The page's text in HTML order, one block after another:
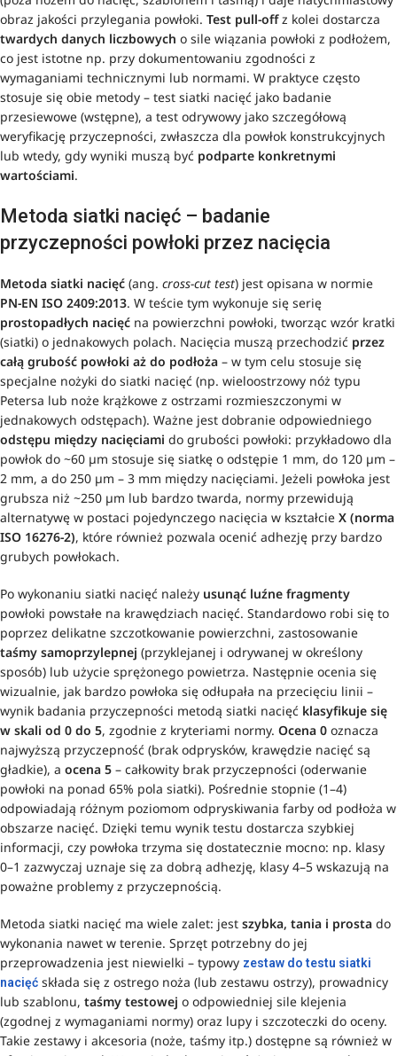
obraz jakości przylegania powłoki. Test pull-offz kolei dostarcza
twardych danych liczbowych o sile wiązania powłoki z podłożem,
co jest istotne np. przy dokumentowaniu zgodności z
wymaganiami technicznymi lub normami. W praktyce często
stosuje się obie metody – test siatki nacięć jako badanie
przesiewowe (wstępne), a test odrywowy jako szczegółową
weryfikację przyczepności, zwłaszcza dla powłok konstrukcyjnych
lub wtedy, gdy wyniki muszą być podparte konkretnymi
wartościami.
Metoda siatki nacięć – badanie
przyczepności powłoki przez nacięcia
Metoda siatki nacięć (ang. cross-cut test) jest opisana w normie
PN-EN ISO 2409:2013. W teście tym wykonuje się serię
prostopadłych nacięć na powierzchni powłoki, tworząc wzór kratki
(siatki) o jednakowych polach. Nacięcia muszą przechodzić przez
całą grubość powłoki aż do podłoża – w tym celu stosuje się
specjalne nożyki do siatki nacięć (np. wieloostrzowy nóż typu
Petersa lub noże krążkowe z ostrzami rozmieszczonymi w
jednakowych odstępach). Ważne jest dobranie odpowiedniego
odstępu między nacięciami do grubości powłoki: przykładowo dla
powłok do ~60 µm stosuje się siatkę o odstępie 1 mm, do 120 µm –
2 mm, a do 250 µm – 3 mm między nacięciami. Jeżeli powłoka jest
grubsza niż ~250 µm lub bardzo twarda, normy przewidują
alternatywę w postaci pojedynczego nacięcia w kształcie X (norma
ISO 16276-2), które również pozwala ocenić adhezję przy bardzo
grubych powłokach.
Po wykonaniu siatki nacięć należy usunąć luźne fragmenty
powłoki powstałe na krawędziach nacięć. Standardowo robi się to
poprzez delikatne szczotkowanie powierzchni, zastosowanie
taśmy samoprzylepnej (przyklejanej i odrywanej w określony
sposób) lub użycie sprężonego powietrza. Następnie ocenia się
wizualnie, jak bardzo powłoka się odłupała na przecięciu linii –
wynik badania przyczepności metodą siatki nacięć klasyfikuje się
w skali od 0 do 5, zgodnie z kryteriami normy. Ocena 0 oznacza
najwyższą przyczepność (brak odprysków, krawędzie nacięć są
gładkie), a ocena 5 – całkowity brak przyczepności (oderwanie
powłoki na ponad 65% pola siatki). Pośrednie stopnie (1–4)
odpowiadają różnym poziomom odpryskiwania farby od podłoża w
obszarze nacięć. Dzięki temu wynik testu dostarcza szybkiej
informacji, czy powłoka trzyma się dostatecznie mocno: np. klasy
0–1 zazwyczaj uznaje się za dobrą adhezję, klasy 4–5 wskazują na
poważne problemy z przyczepnością.
Metoda siatki nacięć ma wiele zalet: jest szybka, tania i prosta do
wykonania nawet w terenie. Sprzęt potrzebny do jej
przeprowadzenia jest niewielki – typowy zestaw do testu siatki
nacięć składa się z ostrego noża (lub zestawu ostrzy), prowadnicy
lub szablonu, taśmy testowej o odpowiedniej sile klejenia
(zgodnej z wymaganiami normy) oraz lupy i szczoteczki do oceny.
Takie zestawy i akcesoria (noże, taśmy itp.) dostępne są również w